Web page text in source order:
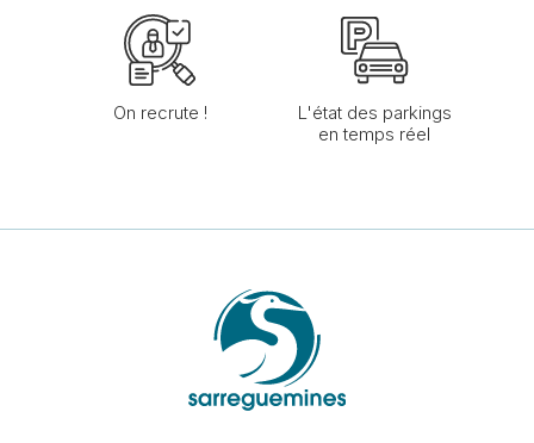
On recrute !
L'état des parkings
en temps réel